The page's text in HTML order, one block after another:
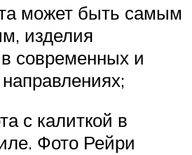
может быть самым
изделия
современных и
с калиткой в
Фото Рейри